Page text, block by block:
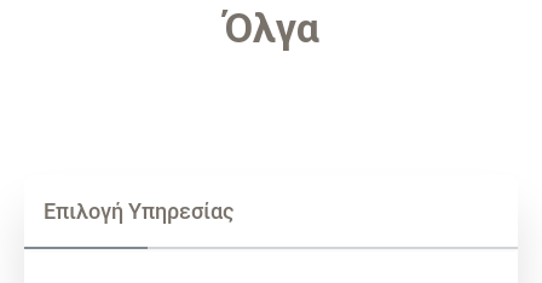
Όλγα
Επιλογή Yπηρεσίας